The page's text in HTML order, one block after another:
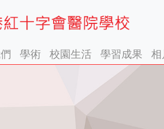
學術 校園生活 學習成果 相